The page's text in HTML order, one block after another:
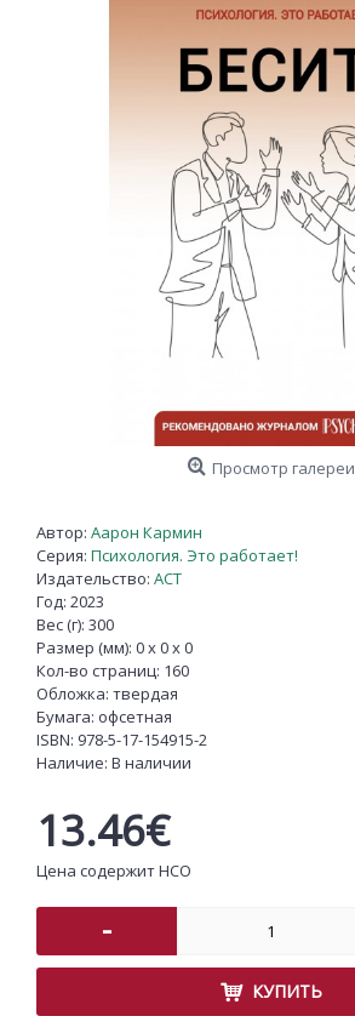
Просмотр галереи
Автор: Аарон Кармин
Серия: Психология. Это работает!
Издательство: АСТ
Год: 2023
Вес (г): 300
Размер (мм): 0 x 0 x 0
Кол-во страниц: 160
Обложка: твердая
Бумага: офсетная
ISBN: 978-5-17-154915-2
Наличие: В наличии
13.46€
Цена содержит НСО
-
КУПИТЬ